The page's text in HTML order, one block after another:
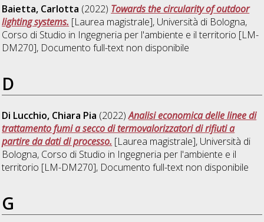
Baietta, Carlotta (2022) Towards the circularity of outdoor
lighting systems. [Laurea magistrale], Università di Bologna,
Corso di Studio in Ingegneria per l'ambiente e il territorio [LM-
DM270], Documento full-text non disponibile
D
Di Lucchio, Chiara Pia (2022)Analisi economica delle linee di
trattamento fumi a secco di termovalorizzatori di rifiuti a
partire da dati di processo. [Laurea magistrale], Università di
Bologna, Corso di Studio in Ingegneria per l'ambiente e il
territorio [LM-DM270], Documento full-text non disponibile
G